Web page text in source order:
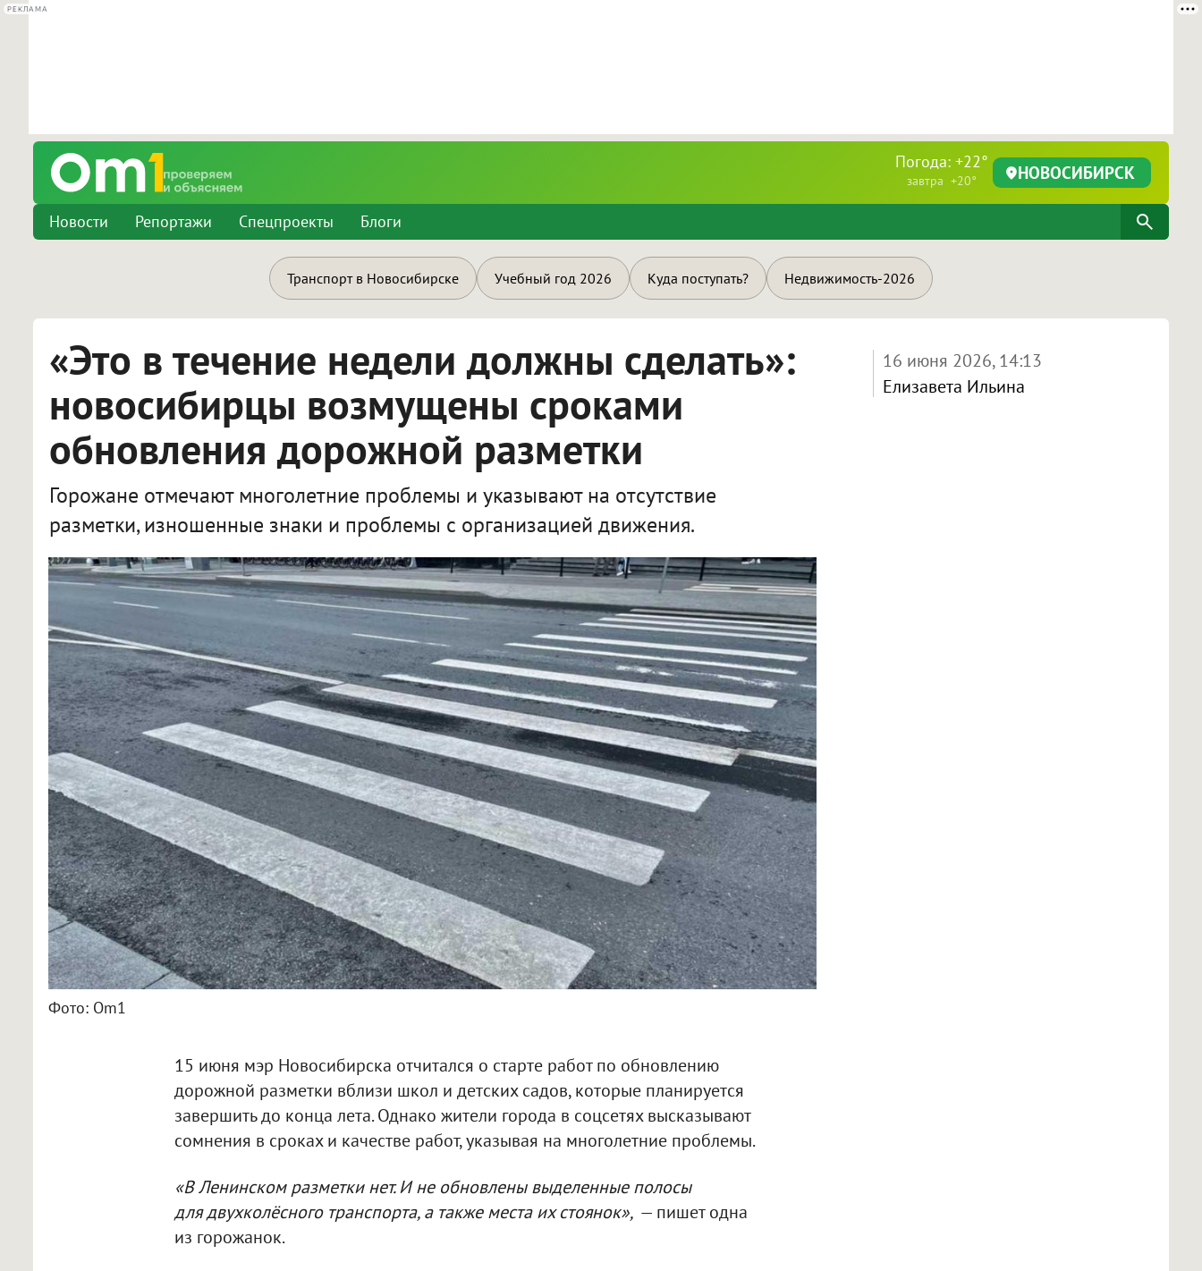
РЕКЛАМА
Погода: +22°
завтра +20° НОВОСИБИРСК
Новости Репортажи Спецпроекты Блоги
Транспорт в Новосибирске Учебный год 2026 Куда поступать? Недвижимость-2026
«Это в течение недели должны сделать»:
новосибирцы возмущены сроками
обновления дорожной разметки
Горожане отмечают многолетние проблемы и указывают на отсутствие
разметки, изношенные знаки и проблемы с организацией движения.
16 июня 2026, 14:13
Елизавета Ильина
Фото: Om1
15 июня мэр Новосибирска отчитался о старте работ по обновлению
дорожной разметки вблизи школ и детских садов, которые планируется
завершить до конца лета. Однако жители города в соцсетях высказывают
сомнения в сроках и качестве работ, указывая на многолетние проблемы.
«В Ленинском разметки нет. И не обновлены выделенные полосы
для двухколёсного транспорта, а также места их стоянок», — пишет одна
из горожанок.